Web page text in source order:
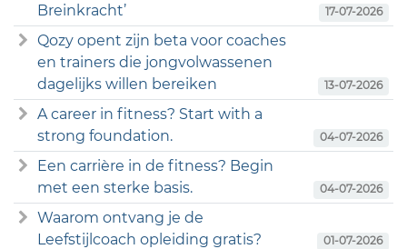
Breinkracht’
17-07-2026
Qozy opent zijn beta voor coaches
en trainers die jongvolwassenen
dagelijks willen bereiken
13-07-2026
A career in fitness? Start with a
strong foundation.
04-07-2026
Een carrière in de fitness? Begin
met een sterke basis.
04-07-2026
Waarom ontvang je de
Leefstijlcoach opleiding gratis?
01-07-2026